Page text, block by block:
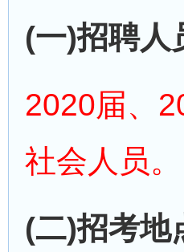
(一)招聘人
2020届、
社会人员。
(二)招考地